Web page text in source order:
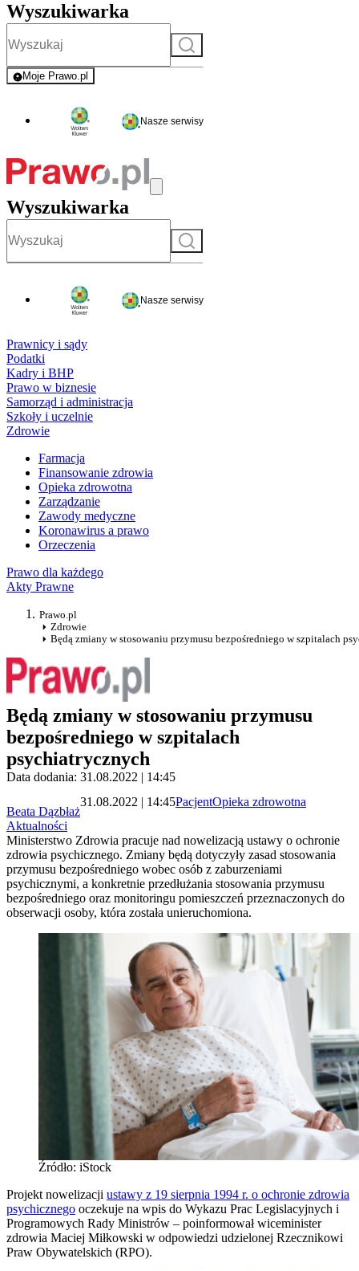
Wyszukiwarka
Szukaj
Moje Prawo.pl
- rejestracja i logowanie do serwisu
Nasze serwisy
Wyszukiwarka
Szukaj
Nasze serwisy
Prawnicy i sądy
Podatki
Kadry i BHP
Prawo w biznesie
Samorząd i administracja
Szkoły i uczelnie
Zdrowie
Farmacja
Finansowanie zdrowia
Opieka zdrowotna
Zarządzanie
Zawody medyczne
Koronawirus a prawo
Orzeczenia
Prawo dla każdego
Akty Prawne
Prawo.pl
Zdrowie
Będą zmiany w stosowaniu przymusu bezpośredniego w szpitalach
Będą zmiany w stosowaniu przymusu
bezpośredniego w szpitalach
psychiatrycznych
Data dodania: 31.08.2022 | 14:45
Beata Dązbłaż
31.08.2022 | 14:45PacjentOpieka zdrowotna
Aktualności
Ministerstwo Zdrowia pracuje nad nowelizacją ustawy o ochronie
zdrowia psychicznego. Zmiany będą dotyczyły zasad stosowania
przymusu bezpośredniego wobec osób z zaburzeniami
psychicznymi, a konkretnie przedłużania stosowania przymusu
bezpośredniego oraz monitoringu pomieszczeń przeznaczonych do
obserwacji osoby, która została unieruchomiona.
Źródło: iStock
Projekt nowelizacji ustawy z 19 sierpnia 1994 r. o ochronie zdrowia
psychicznego oczekuje na wpis do Wykazu Prac Legislacyjnych i
Programowych Rady Ministrów – poinformował wiceminister
zdrowia Maciej Miłkowski w odpowiedzi udzielonej Rzecznikowi
Praw Obywatelskich (RPO).